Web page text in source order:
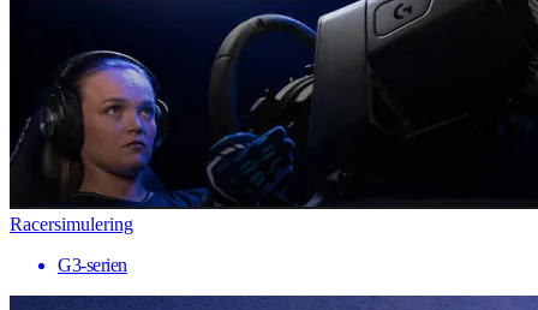
Racersimulering
G3-serien